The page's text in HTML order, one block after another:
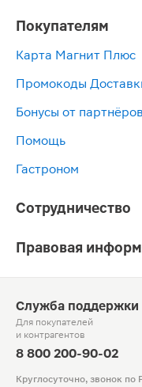
Покупателям
Карта Магнит Плюс
Промокоды
Бонусы от партнёров
Помощь
Гастроном
Сотрудничество
Правовая
Служба поддержки
Для покупателей
и контрагентов
8 800 200-90-02
Круглосуточно, звонок по